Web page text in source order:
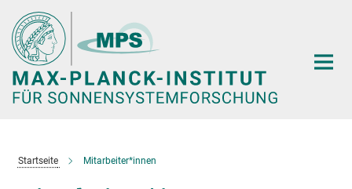
Hauptinhalt
Startseite Mitarbeiter*innen